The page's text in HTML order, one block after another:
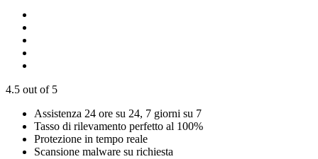
4.5 out of 5
Assistenza 24 ore su 24, 7 giorni su 7
Tasso di rilevamento perfetto al 100%
Protezione in tempo reale
Scansione malware su richiesta